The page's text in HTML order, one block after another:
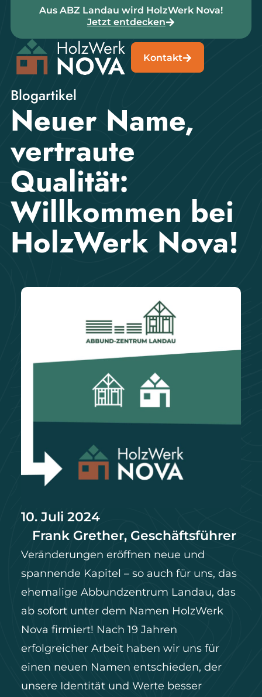
Aus ABZ Landau wird HolzWerk Nova!
Jetzt entdecken
Kontakt
Blogartikel
Neuer Name,
vertraute
Qualität:
Willkommen bei
HolzWerk Nova!
10. Juli 2024
Frank Grether, Geschäftsführer
Veränderungen eröffnen neue und
spannende Kapitel – so auch für uns, das
ehemalige Abbundzentrum Landau, das
ab sofort unter dem Namen HolzWerk
Nova firmiert! Nach 19 Jahren
erfolgreicher Arbeit haben wir uns für
einen neuen Namen entschieden, der
unsere Identität und Werte besser